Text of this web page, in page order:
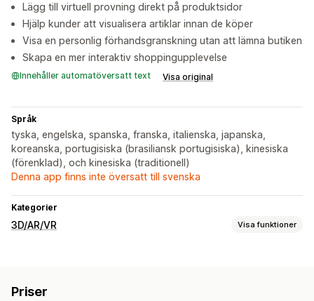
Lägg till virtuell provning direkt på produktsidor
Hjälp kunder att visualisera artiklar innan de köper
Visa en personlig förhandsgranskning utan att lämna butiken
Skapa en mer interaktiv shoppingupplevelse
Innehåller automatöversatt text Visa original
Språk
tyska, engelska, spanska, franska, italienska, japanska,
koreanska, portugisiska (brasiliansk portugisiska), kinesiska
(förenklad), och kinesiska (traditionell)
Denna app finns inte översatt till svenska
Kategorier
3D/AR/VR Visa funktioner
Priser